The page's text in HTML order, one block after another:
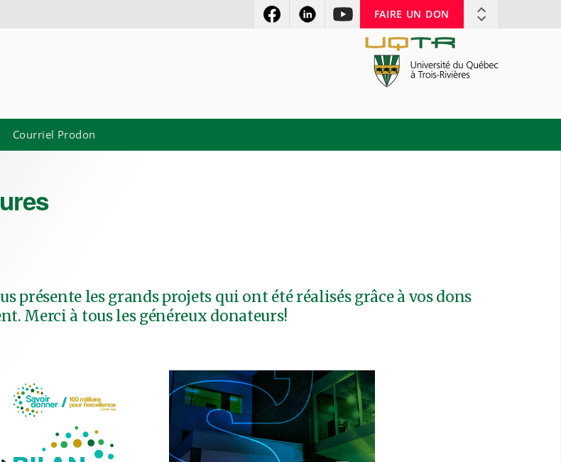
FAIRE UN DON
Courriel Prodon
présente les grands projets qui ont été réalisés grâce à vos dons
Merci à tous les généreux donateurs!